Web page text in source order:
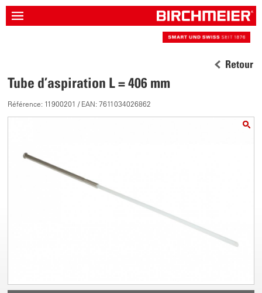
Retour
Tube d’aspiration L = 406 mm
Référence: 11900201 / EAN: 7611034026862